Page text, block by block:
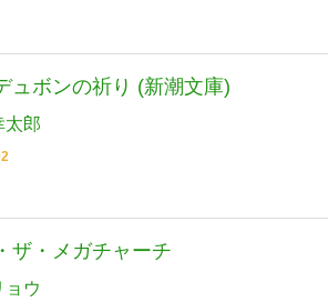
ュボンの祈り (新潮文庫)
太郎
ザ・メガチャーチ
ョウ